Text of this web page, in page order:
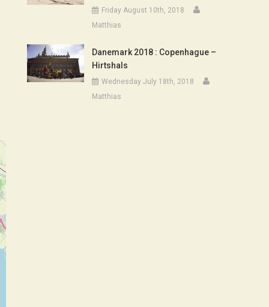
Friday August 10th, 2018
Matthias
Danemark 2018 : Copenhague –
Hirtshals
Wednesday July 18th, 2018
Matthias